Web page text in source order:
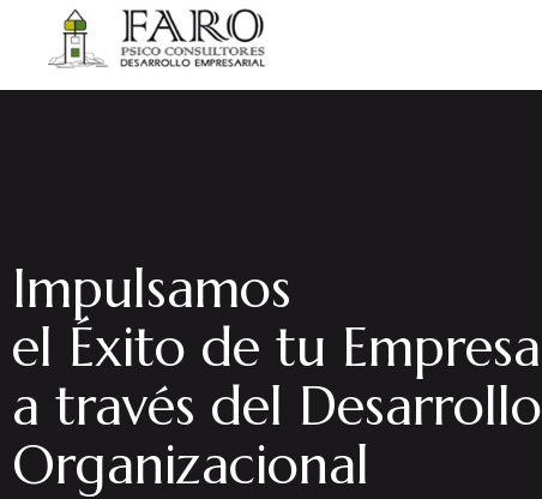
Impulsamos
el Éxito de tu Empresa
a través del Desarrollo
Organizacional